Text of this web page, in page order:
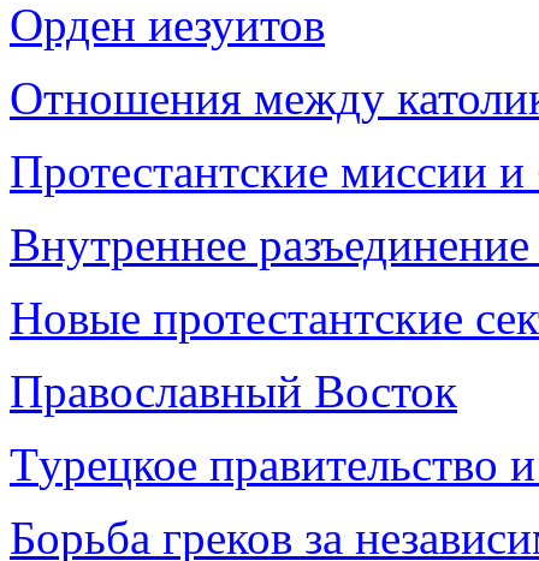
Орден иезуитов
Отношения между
Протестантские миссии
Внутреннее
Новые протестантские
Православный Восток
Турецкое правительство
Борьба греков за